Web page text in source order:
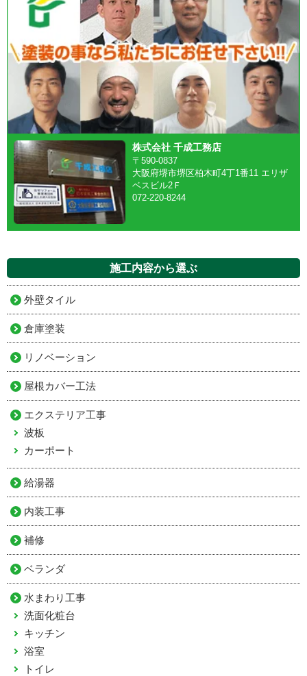
株式会社 千成工務店
〒590-0837
大阪府堺市堺区柏木町4丁1番11 エリザ
ベスビル2Ｆ
072-220-8244
施工内容から選ぶ
外壁タイル
倉庫塗装
リノベーション
屋根カバー工法
エクステリア工事
波板
カーポート
給湯器
内装工事
補修
ベランダ
水まわり工事
洗面化粧台
キッチン
浴室
トイレ